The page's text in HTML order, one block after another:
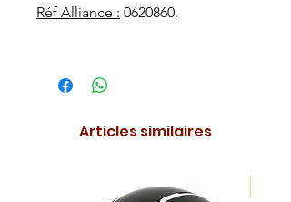
Réf Alliance : 0620860.
Articles similaires